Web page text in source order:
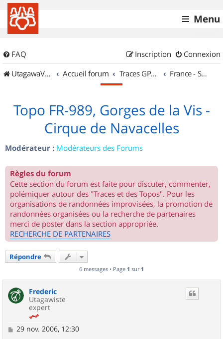
Menu
FAQ Connexion
Inscription
UtagawaVTT (Randos VTT et VTTAE avec traces GPS)
Accueil forum Traces GPS de randos VTT France - Sud Ouest
Topo FR-989, Gorges de la Vis -
Cirque de Navacelles
Modérateur : Modérateurs des Forums
Règles du forum
Cette section du forum est faite pour discuter, commenter,
polémiquer autour des "Traces et des Topos". Pour les
organisations de randonnées improvisées, la promotion de
randonnées organisées ou la recherche de partenaires
merci de poster dans la section appropriée.
RECHERCHE DE PARTENAIRES
Répondre
6 messages • Page 1 sur 1
Frederic
Utagawiste
expert
M
29 nov. 2006, 12:30